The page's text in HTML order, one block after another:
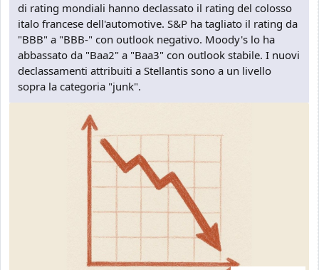
di rating mondiali hanno declassato il rating del colosso
italo francese dell'automotive. S&P ha tagliato il rating da
"BBB" a "BBB-" con outlook negativo. Moody's lo ha
abbassato da "Baa2" a "Baa3" con outlook stabile. I nuovi
declassamenti attribuiti a Stellantis sono a un livello
sopra la categoria "junk".